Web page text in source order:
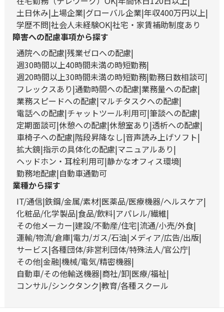
土日休み 上場企業 グローバル企業 年収400万円以上
学歴不問 社会人未経験OK 社宅・家賃補助制度あり
障害への配慮事項から探す
通院への配慮 残業ゼロへの配慮
週30時間以上40時間未満の時短勤務
週20時間以上30時間未満の時短勤務 勤務日数相談可
フレックスあり 通勤時間への配慮 業務量への配慮
業務スピードへの配慮 マルチタスクへの配慮
電話への配慮 チャットツール利用可 筆談への配慮
定期面談可 休憩への配慮 休憩室あり 透析への配慮
車椅子への配慮 階段昇降なし 音声読み上げソフト
拡大鏡 指示の具体化の配慮 マニュアルあり
ヘッドホン・耳栓利用可 静かなオフィス環境
勤務地配慮 自動車通勤可
業種から探す
IT/通信 鉄鋼/金属/素材 医薬品/医療機器/ヘルスケア
化粧品/化学製品 食品/飲料 アパレル/繊維
その他メーカー 建設/不動産/住宅 流通/小売/外食
運輸/物流/倉庫 電力/ガス/石油 メディア/広告/出版
サービス 各種団体/非営利団体/特殊法人/官公庁
その他 金融 機械/電気/精密機器
自動車/その他輸送機器 商社/卸 医療/福祉
コンサル/シンクタンク 教育/各種スクール